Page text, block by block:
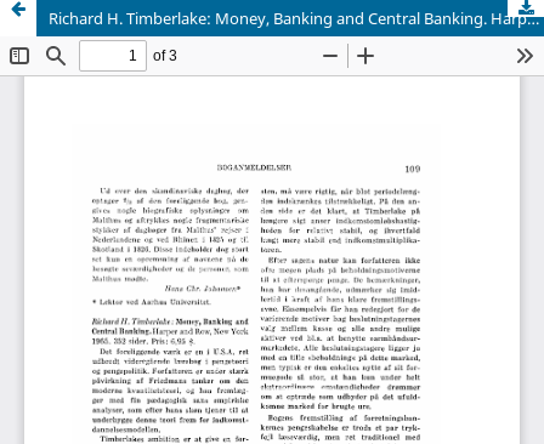
Richard H. Timberlake: Money, Banking and Central Banking. Harper and Row, New York 1965. 352 sider. Pris: 6,95 $.